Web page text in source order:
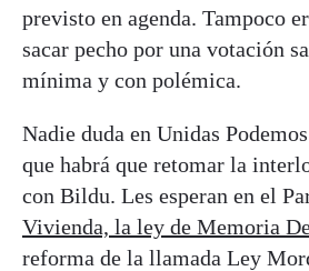
previsto en agenda. Tampoco
sacar pecho por una votación
mínima y con polémica.
Nadie duda en Unidas
que habrá que retomar la
con Bildu. Les esperan en el
Vivienda, la ley de Memoria
reforma de la llamada Ley